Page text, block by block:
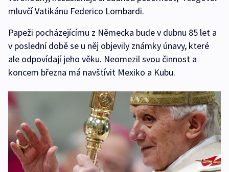
mluvčí Vatikánu Federico Lombardi.
Papeži pocházejícímu z Německa bude v dubnu 85 let a
v poslední době se u něj objevily známky únavy, které
ale odpovídají jeho věku. Neomezil svou činnost a
koncem března má navštívit Mexiko a Kubu.